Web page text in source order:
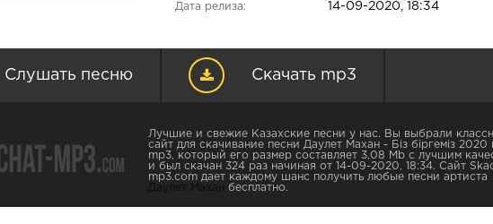
Дата релиза: 14-09-2020, 18:34
Слушать песню Скачать mp3
Лучшие и свежие Казахские песни у нас. Вы выбрали
сайт для скачивание песни Даулет Махан - Біз біргеміз 2020
mp3, который его размер составляет 3,08 Mb с лучшим
и был скачан 324 раз начиная от 14-09-2020, 18:34. Сайт
mp3.com дает каждому шанс получить любые песни артиста
Даулет Махан
бесплатно.